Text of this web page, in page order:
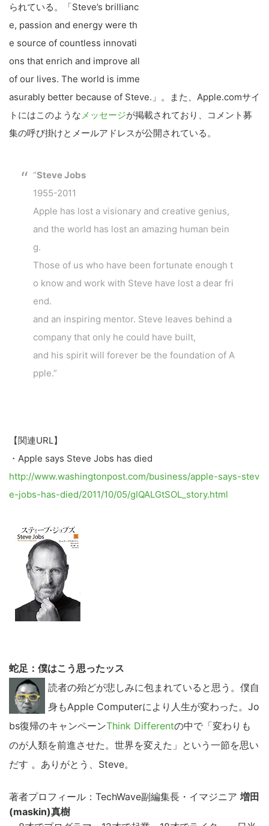
られている。「Steve’s brillianc
e, passion and energy were th
e source of countless innovati
ons that enrich and improve all
of our lives. The world is imme
asurably better because of Steve.」。また、Apple.comサイ
トにはこのようなメッセージが掲載されており、コメント募
集の呼び掛けとメールアドレスが公開されている。
“Steve Jobs
1955-2011
Apple has lost a visionary and creative genius,
and the world has lost an amazing human bein
g.
Those of us who have been fortunate enough t
o know and work with Steve have lost a dear fri
end.
and an inspiring mentor. Steve leaves behind a
company that only he could have built,
and his spirit will forever be the foundation of A
pple.”
【関連URL】
・Apple says Steve Jobs has died
http://www.washingtonpost.com/business/apple-says-stev
e-jobs-has-died/2011/10/05/gIQALGtSOL_story.html
蛇足：僕はこう思ったッス
読者の殆どが悲しみに包まれていると思う。僕自
身もApple Computerにより人生が変わった。Jo
bs復帰のキャンペーンThink Differentの中で「変わりも
のが人類を前進させた。世界を変えた」という一節を思い
だす 。ありがとう、Steve。
著者プロフィール：TechWave副編集長・イマジニア 増田
(maskin)真樹